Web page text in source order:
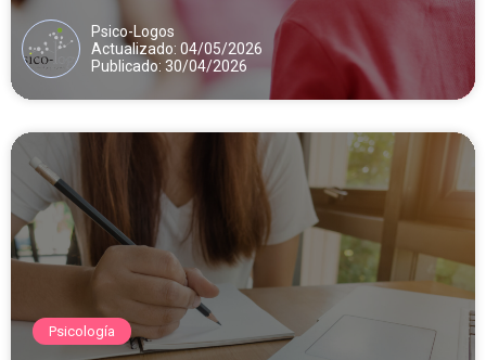
Psico-Logos
Actualizado: 04/05/2026
Publicado: 30/04/2026
Psicología